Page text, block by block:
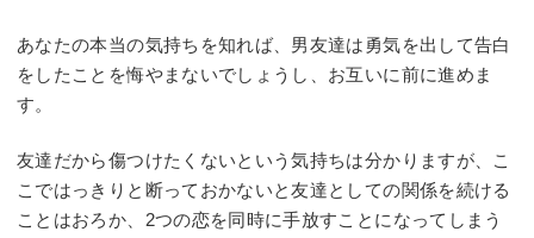
あなたの本当の気持ちを知れば、男友達は勇気を出して告白
をしたことを悔やまないでしょうし、お互いに前に進めま
す。
友達だから傷つけたくないという気持ちは分かりますが、こ
こではっきりと断っておかないと友達としての関係を続ける
ことはおろか、2つの恋を同時に手放すことになってしまう